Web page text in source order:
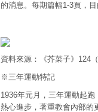
的消息。每期篇幅1-3頁，
資料來源：《芥菜子》124
※三年運動特記
1936年元月，三年運動起
熱心進步，著重教會內部的